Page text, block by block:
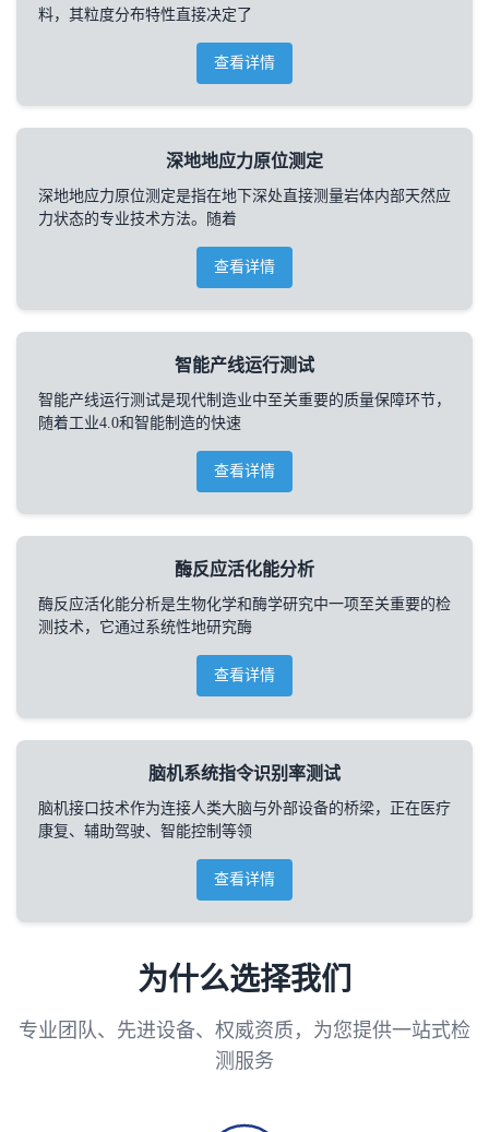
料，其粒度分布特性直接决定了
查看详情
深地地应力原位测定
深地地应力原位测定是指在地下深处直接测量岩体内部天然应
力状态的专业技术方法。随着
查看详情
智能产线运行测试
智能产线运行测试是现代制造业中至关重要的质量保障环节，
随着工业4.0和智能制造的快速
查看详情
酶反应活化能分析
酶反应活化能分析是生物化学和酶学研究中一项至关重要的检
测技术，它通过系统性地研究酶
查看详情
脑机系统指令识别率测试
脑机接口技术作为连接人类大脑与外部设备的桥梁，正在医疗
康复、辅助驾驶、智能控制等领
查看详情
为什么选择我们
专业团队、先进设备、权威资质，为您提供一站式检
测服务